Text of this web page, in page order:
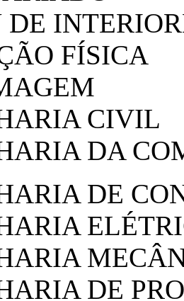
DE
FÍSICA
CIVIL
DA
DE
DE